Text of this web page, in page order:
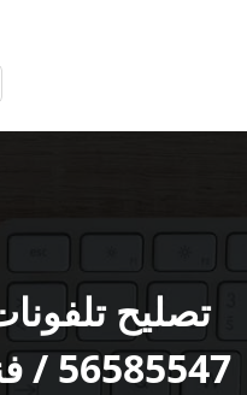
تصليح